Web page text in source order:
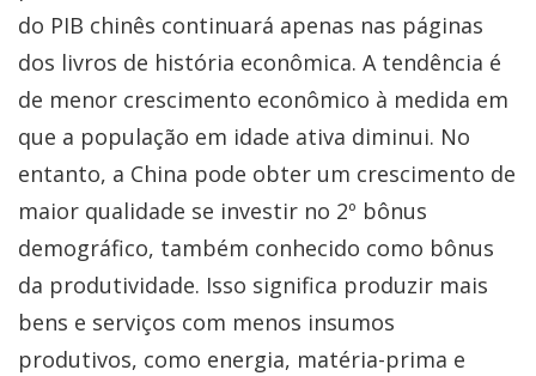
do PIB chinês continuará apenas nas páginas
dos livros de história econômica. A tendência é
de menor crescimento econômico à medida em
que a população em idade ativa diminui. No
entanto, a China pode obter um crescimento de
maior qualidade se investir no 2º bônus
demográfico, também conhecido como bônus
da produtividade. Isso significa produzir mais
bens e serviços com menos insumos
produtivos, como energia, matéria-prima e